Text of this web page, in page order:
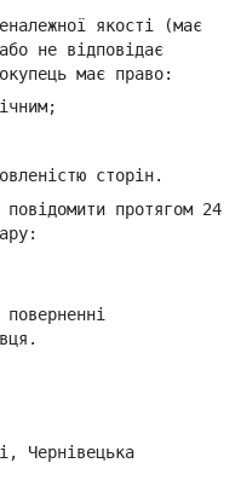
якості (має
не відповідає
має право:
сторін.
протягом 24
Чернівецька